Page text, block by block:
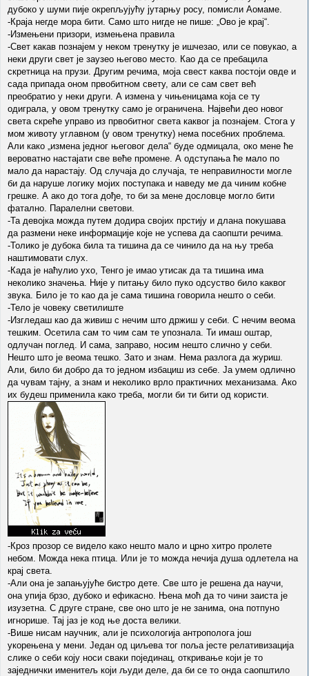
дубоко у шуми пије окрепљујућу јутарњу росу, помисли Аомаме.
-Краја негде мора бити. Само што нигде не пише: „Ово је крај“.
-Измењени призори, измењена правила
-Свет какав познајем у неком тренутку је ишчезао, или се повукао, а
неки други свет је заузео његово место. Као да се пребацила
скретница на прузи. Другим речима, моја свест каква постоји овде и
сада припада оном првобитном свету, али се сам свет већ
преобратио у неки други. А измена у чињеницама која се ту
одиграла, у овом тренутку само је ограничена. Највећи део новог
света скреће управо из првобитног света каквог ја познајем. Стога у
мом животу углавном (у овом тренутку) нема посебних проблема.
Али како „измена једног његовог дела“ буде одмицала, око мене ће
вероватно настајати све веће промене. А одступања ће мало по
мало да нарастају. Од случаја до случаја, те неправилности могле
би да наруше логику мојих поступака и наведу ме да чиним кобне
грешке. А ако до тога дође, то би за мене дословце могло бити
фатално. Паралелни светови.
-Та девојка можда путем додира својих прстију и длана покушава
да размени неке информације које не успева да саопшти речима.
-Толико је дубока била та тишина да се чинило да на њу треба
наштимовати слух.
-Када је наћулио ухо, Тенго је имао утисак да та тишина има
неколико значења. Није у питању било пуко одсуство било каквог
звука. Било је то као да је сама тишина говорила нешто о себи.
-Тело је човеку светилиште
-Изгледаш као да живиш с нечим што држиш у себи. С нечим веома
тешким. Осетила сам то чим сам те упознала. Ти имаш оштар,
одлучан поглед. И сама, заправо, носим нешто слично у себи.
Нешто што је веома тешко. Зато и знам. Нема разлога да журиш.
Али, било би добро да то једном избациш из себе. Ја умем одлично
да чувам тајну, а знам и неколико врло практичних механизама. Ако
их будеш применила како треба, могли би ти бити од користи.
-Кроз прозор се видело како нешто мало и црно хитро пролете
небом. Можда нека птица. Или је то можда нечија душа одлетела на
крај света.
-Али она је запањујуће бистро дете. Све што је решена да научи,
она упија брзо, дубоко и ефикасно. Њена моћ да то чини заиста је
изузетна. С друге стране, све оно што је не занима, она потпуно
игнорише. Тај јаз је код ње доста велики.
-Више нисам научник, али је психологија антрополога још
укорењена у мени. Један од циљева тог поља јесте релативизација
слике о себи коју носи сваки појединац, откривање који је то
заједнички именитељ који људи деле, да би се то онда саопштило